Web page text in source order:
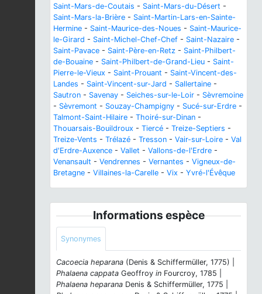
Saint-Mars-de-Coutais - Saint-Mars-du-Désert -
Saint-Mars-la-Brière - Saint-Martin-Lars-en-Sainte-
Hermine - Saint-Maurice-des-Noues - Saint-Maurice-
le-Girard - Saint-Michel-Chef-Chef - Saint-Nazaire -
Saint-Pavace - Saint-Père-en-Retz - Saint-Philbert-
de-Bouaine - Saint-Philbert-de-Grand-Lieu - Saint-
Pierre-le-Vieux - Saint-Prouant - Saint-Vincent-des-
Landes - Saint-Vincent-sur-Jard - Sallertaine -
Sautron - Savenay - Seiches-sur-le-Loir - Sèvremoine
- Sèvremont - Souzay-Champigny - Sucé-sur-Erdre -
Talmont-Saint-Hilaire - Thoiré-sur-Dinan -
Thouarsais-Bouildroux - Tiercé - Treize-Septiers -
Treize-Vents - Trélazé - Tresson - Vair-sur-Loire - Val
d'Erdre-Auxence - Vallet - Vallons-de-l'Erdre -
Venansault - Vendrennes - Vernantes - Vigneux-de-
Bretagne - Villaines-la-Carelle - Vix - Yvré-l'Évêque
Informations espèce
Synonymes
Cacoecia heparana (Denis & Schiffermüller, 1775) |
Phalaena cappata Geoffroy in Fourcroy, 1785 |
Phalaena heparana Denis & Schiffermüller, 1775 |